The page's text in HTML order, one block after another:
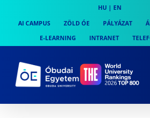
content
HU | EN
AI CAMPUS
ZÖLD ÓE PÁLYÁZAT
E-LEARNING
INTRANET